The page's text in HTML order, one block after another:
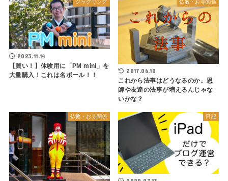
ジャグリング
2023.11.14
【買い！】体験用に「PM mini」を
大量購入！これは名ボール！！
仏教・お寺関係
2017.06.10
これから法事はどうなるのか。恩
師や友達の法事が増えるんじゃな
いかな？
仏教・お寺関係 日記